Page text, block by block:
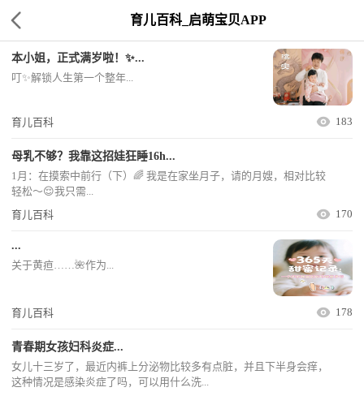
育儿百科_启萌宝贝APP
本小姐，正式满岁啦！✨...
叮✨解锁人生第一个整年...
育儿百科 183
母乳不够？我靠这招娃狂睡16h...
1月：在摸索中前行（下）🌈 我是在家坐月子，请的月嫂，相对比较
轻松～😌我只需...
育儿百科
170
...
关于黄疸……🌺作为...
育儿百科 178
青春期女孩妇科炎症...
女儿十三岁了，最近内裤上分泌物比较多有点脏，并且下半身会痒，
这种情况是感染炎症了吗，可以用什么洗...